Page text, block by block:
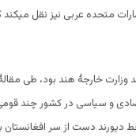
متحده عربی نیز نقل
وزارت خارجۀ هند بود، طی
و سیاسی در کشور چند
دست از سر افغانستان